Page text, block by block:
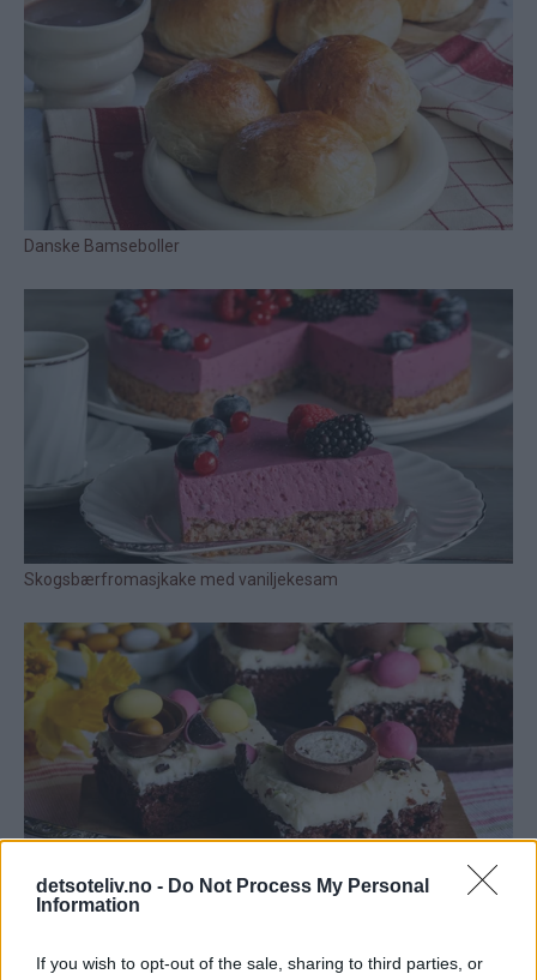
detsoteliv.no - Do Not Process My Personal
Information
If you wish to opt-out of the sale, sharing to third parties, or
1 kommentar